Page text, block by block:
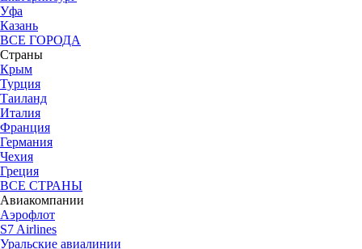
Уфа
Казань
ВСЕ ГОРОДА
Страны
Крым
Турция
Таиланд
Италия
Франция
Германия
Чехия
Греция
ВСЕ СТРАНЫ
Авиакомпании
Аэрофлот
S7 Airlines
Уральские авиалинии